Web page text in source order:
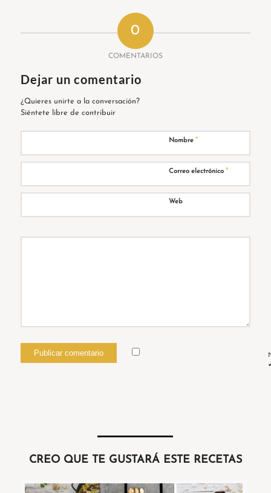
0
COMENTARIOS
Dejar un comentario
¿Quieres unirte a la conversación?
Siéntete libre de contribuir
Nombre *
Correo electrónico *
Web
CREO QUE TE GUSTARÁ ESTE RECETAS